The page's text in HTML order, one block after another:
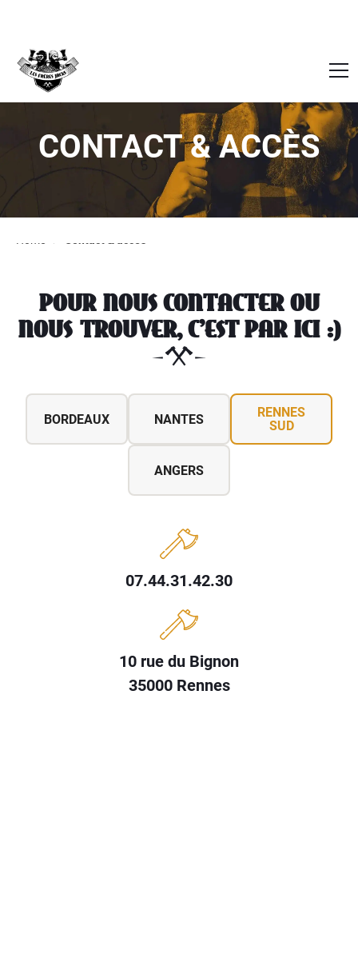
CONTACT & ACCÈS
POUR NOUS CONTACTER OU
NOUS TROUVER, C'EST PAR ICI :)
BORDEAUX NANTES
RENNES
SUD
ANGERS
07.44.31.42.30
10 rue du Bignon
35000 Rennes